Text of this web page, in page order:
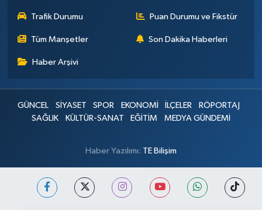
Trafik Durumu Puan Durumu ve Fikstür
Tüm Manşetler Son Dakika Haberleri
Haber Arşivi
GÜNCEL SİYASET SPOR EKONOMİ İLÇELER
RÖPORTAJ
SAĞLIK
KÜLTÜR-SANAT EĞİTİM MEDYA GÜNDEMİ
Haber Yazılımı: TE Bilişim